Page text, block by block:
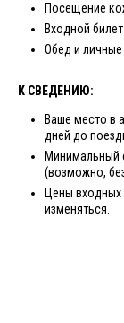
Посещение
Входной
Обед и
К СВЕДЕНИЮ:
Ваше место в
дней до
Минимальный
(возможно,
Цены входных
изменяться.